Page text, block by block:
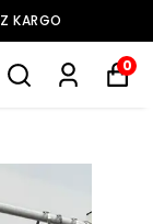
KARGO
0